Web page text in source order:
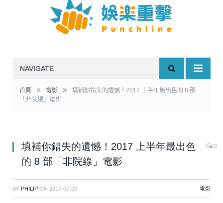
NAVIGATE
首頁 » 電影 »
填補你錯失的遺憾！2017 上半年最出色的 8 部
「非院線」電影
填補你錯失的遺憾！2017 上半年最出色
的 8 部「非院線」電影
0
BY PHILIP ON 2017-07-20 電影